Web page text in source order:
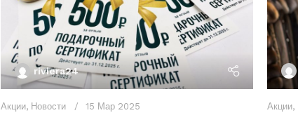
riviera24
Акции, Новости 15 Мар 2025 Акции,